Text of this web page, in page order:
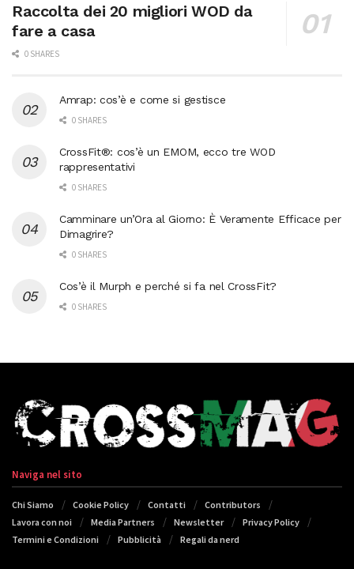
Raccolta dei 20 migliori WOD da
fare a casa
0 SHARES
Amrap: cos’è e come si gestisce
0 SHARES
CrossFit®: cos’è un EMOM, ecco tre WOD
rappresentativi
0 SHARES
Camminare un’Ora al Giorno: È Veramente Efficace per
Dimagrire?
0 SHARES
Cos’è il Murph e perché si fa nel CrossFit?
0 SHARES
Naviga nel sito
Chi Siamo Cookie Policy Contatti
Contributors
Lavora con noi
Media Partners Newsletter
Privacy Policy
Termini e Condizioni
Pubblicità Regali da nerd